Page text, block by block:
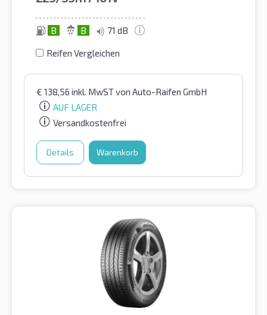
B B 71 dB
Reifen Vergleichen
€ 138,56 inkl. MwSTvon Auto-Raifen GmbH
AUF LAGER
Versandkostenfrei
Details Warenkorb